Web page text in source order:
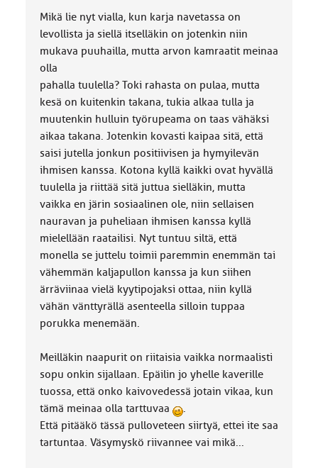
Mikä lie nyt vialla, kun karja navetassa on
levollista ja siellä itselläkin on jotenkin niin
mukava puuhailla, mutta arvon kamraatit meinaa
olla
pahalla tuulella? Toki rahasta on pulaa, mutta
kesä on kuitenkin takana, tukia alkaa tulla ja
muutenkin hulluin työrupeama on taas vähäksi
aikaa takana. Jotenkin kovasti kaipaa sitä, että
saisi jutella jonkun positiivisen ja hymyilevän
ihmisen kanssa. Kotona kyllä kaikki ovat hyvällä
tuulella ja riittää sitä juttua sielläkin, mutta
vaikka en järin sosiaalinen ole, niin sellaisen
nauravan ja puheliaan ihmisen kanssa kyllä
mielellään raatailisi. Nyt tuntuu siltä, että
monella se juttelu toimii paremmin enemmän tai
vähemmän kaljapullon kanssa ja kun siihen
ärräviinaa vielä kyytipojaksi ottaa, niin kyllä
vähän vänttyrällä asenteella silloin tuppaa
porukka menemään.
Meilläkin naapurit on riitaisia vaikka normaalisti
sopu onkin sijallaan. Epäilin jo yhelle kaverille
tuossa, että onko kaivovedessä jotain vikaa, kun
tämä meinaa olla tarttuvaa
.
Että pitääkö tässä pulloveteen siirtyä, ettei ite saa
tartuntaa. Väsymyskö riivannee vai mikä...